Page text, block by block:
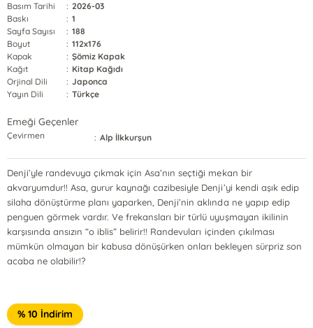
Basım Tarihi
: 2026-03
Baskı
: 1
Sayfa Sayısı
: 188
Boyut
: 112x176
Kapak
: Şömiz Kapak
Kağıt
: Kitap Kağıdı
Orjinal Dili
: Japonca
Yayın Dili
: Türkçe
Emeği Geçenler
Çevirmen : Alp İlkkurşun
Denji’yle randevuya çıkmak için Asa’nın seçtiği mekan bir
akvaryumdur!! Asa, gurur kaynağı cazibesiyle Denji’yi kendi aşık edip
silaha dönüştürme planı yaparken, Denji’nin aklında ne yapıp edip
penguen görmek vardır. Ve frekansları bir türlü uyuşmayan ikilinin
karşısında ansızın “o iblis” belirir!! Randevuları içinden çıkılması
mümkün olmayan bir kabusa dönüşürken onları bekleyen sürpriz son
acaba ne olabilir!?
% 10 İndirim